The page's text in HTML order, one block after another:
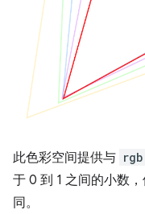
此色彩空间提供与
于 0 到 1 之间的小数
同。